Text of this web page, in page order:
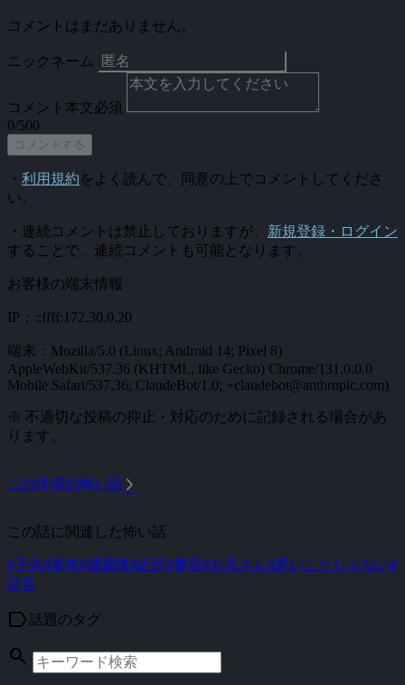
コメントはまだありません。
ニックネーム
コメント本文必須
0/500
コメントする
・ 利用規約をよく読んで、同意の上でコメントしてくださ
い。
・連続コメントは禁止しておりますが、 新規登録・ログイン
することで、連続コメントも可能となります。
お客様の端末情報
IP：::ffff:172.30.0.20
端末：Mozilla/5.0 (Linux; Android 14; Pixel 8)
AppleWebKit/537.36 (KHTML, like Gecko) Chrome/131.0.0.0
Mobile Safari/537.36; ClaudeBot/1.0; +claudebot@anthropic.com)
※ 不適切な投稿の抑止・対応のために記録される場合があ
ります。
この作者の怖い話 arrow_forward_ios
この話に関連した怖い話
#子供#事件#捜索隊#近所#警官#お兄さん#悪いことじゃない#
証言
label話題のタグ
search